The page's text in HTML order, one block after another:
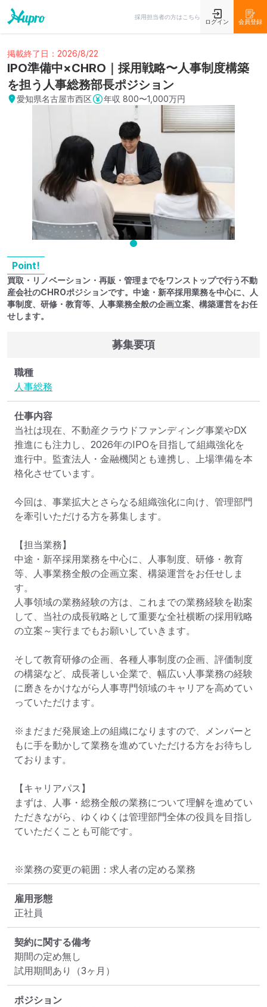
採用担当者の方はこちら
ログイン 会員登録
掲載終了日：2026/8/22
IPO準備中×CHRO｜採用戦略〜人事制度構築
を担う人事総務部長ポジション
愛知県名古屋市西区 年収 800〜1,000万円
Point!
買取・リノベーション・再販・管理までをワンストップで行う不動
産会社のCHROポジションです。中途・新卒採用業務を中心に、人
事制度、研修・教育等、人事業務全般の企画立案、構築運営をお任
せします。
募集要項
職種
人事総務
仕事内容
当社は現在、不動産クラウドファンディング事業やDX
推進にも注力し、2026年のIPOを目指して組織強化を
進行中。監査法人・金融機関とも連携し、上場準備を本
格化させています。
今回は、事業拡大とさらなる組織強化に向け、管理部門
を牽引いただける方を募集します。
【担当業務】
中途・新卒採用業務を中心に、人事制度、研修・教育
等、人事業務全般の企画立案、構築運営をお任せしま
す。
人事領域の業務経験の方は、これまでの業務経験を勘案
して、当社の成長戦略として重要な全社横断の採用戦略
の立案～実行までもお願いしていきます。
そして教育研修の企画、各種人事制度の企画、評価制度
の構築など、成長著しい企業で、幅広い人事業務の経験
に磨きをかけながら人事専門領域のキャリアを高めてい
っていただけます。
※まだまだ発展途上の組織になりますので、メンバーと
もに手を動かして業務を進めていただける方をお待ちし
ております。
【キャリアパス】
まずは、人事・総務全般の業務について理解を進めてい
ただきながら、ゆくゆくは管理部門全体の役員を目指し
ていただくことも可能です。
※業務の変更の範囲：求人者の定める業務
雇用形態
正社員
契約に関する備考
期間の定め無し
試用期間あり（3ヶ月）
ポジション